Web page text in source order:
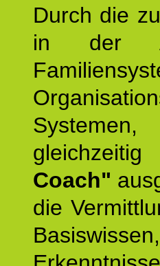
Durch die
in der
Coach"
die